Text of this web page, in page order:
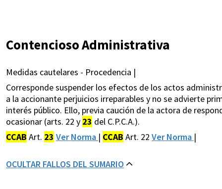
Contencioso Administrativa
Medidas cautelares - Procedencia |
Corresponde suspender los efectos de los actos
a la accionante perjuicios irreparables y no se advierte
interés público. Ello, previa caución de la actora de
ocasionar (arts. 22 y 23 del C.P.C.A.).
CCAB Art. 23 Ver Norma | CCAB Art. 22 Ver Norma |
OCULTAR FALLOS DEL SUMARIO